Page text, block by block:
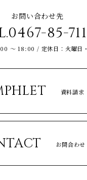
お問い合わせ先
85-
～ 18:00 / 定休日：火曜日
資料請求
お問合わせ